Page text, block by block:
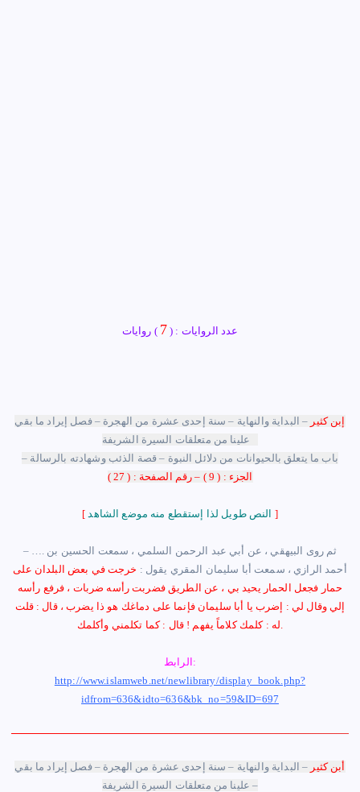
عدد الروايات : ( 7 ) روايات
إبن كثير – البداية والنهاية – سنة إحدى عشرة من الهجرة – فصل إيراد ما بقي
باب ما يتعلق بالحيوانات من دلائل النبوة – قصة الذئب وشهادته بالرسالة –
الجزء : ( 9 ) – رقم الصفحة : ( 27 )
[ النص طويل لذا إستقطع منه موضع الشاهد ]
– …. ثم روى البيهقي ، عن أبي عبد الرحمن السلمي ، سمعت الحسين بن
أحمد الرازي ، سمعت أبا سليمان المقري يقول : خرجت في بعض البلدان على
حمار فجعل الحمار يحيد بي ، عن الطريق فضربت رأسه ضربات ، فرفع رأسه
إلي وقال لي : إضرب يا أبا سليمان فإنما على دماغك هو ذا يضرب ، قال : قلت
الرابط:
http://www.islamweb.net/newlibrary/display_book.php?
idfrom=636&idto=636&bk_no=59&ID=697
أبن كثير – البداية والنهاية – سنة إحدى عشرة من الهجرة – فصل إيراد ما بقي
علينا من متعلقات السيرة الشريفة –